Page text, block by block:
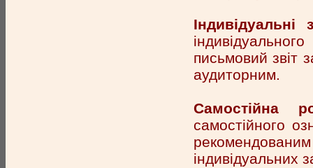
Індивідуальні
письмовий звіт
аудиторним.
Самостійна
самостійного
індивідуальних